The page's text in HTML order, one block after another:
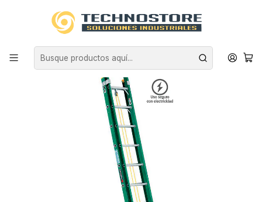
EQUIPAMIENTO INDUSTRIAL
ESCALERA FIBRA VIDRIO TELESCOPICA 5.19 MTS CUPRUM